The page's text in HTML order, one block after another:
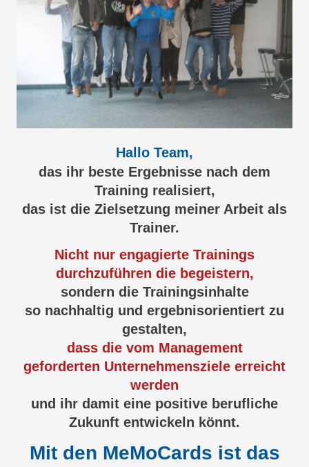
Hallo Team,
das ihr beste Ergebnisse nach dem
Training realisiert,
das ist die Zielsetzung meiner Arbeit als
Trainer.
Nicht nur engagierte Trainings
durchzuführen die begeistern,
sondern die Trainingsinhalte
so nachhaltig und ergebnisorientiert zu
gestalten,
dass die vom Management
geforderten Unternehmensziele erreicht
werden
und ihr damit eine positive berufliche
Zukunft entwickeln könnt.
Mit den MeMoCards ist das